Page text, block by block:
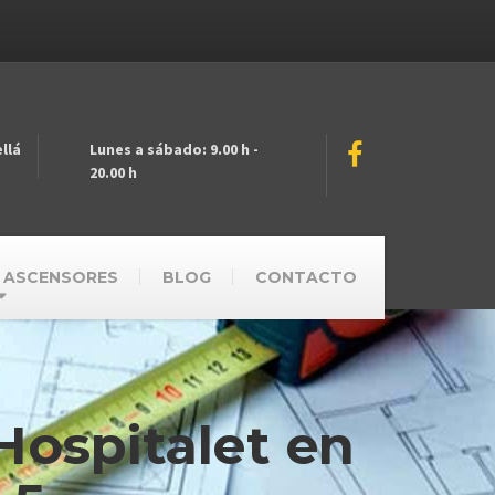
Lunes a sábado: 9.00 h -
20.00 h
BLOG CONTACTO
en